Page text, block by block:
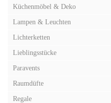
Küchenmöbel & Deko
Lampen & Leuchten
Lichterketten
Lieblingsstücke
Paravents
Raumdüfte
Regale